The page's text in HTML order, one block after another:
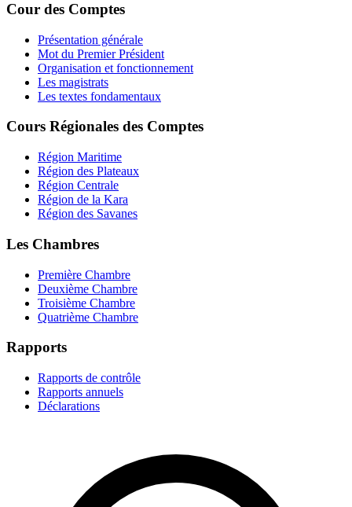
Cour des Comptes
Présentation générale
Mot du Premier Président
Organisation et fonctionnement
Les magistrats
Les textes fondamentaux
Cours Régionales des Comptes
Région Maritime
Région des Plateaux
Région Centrale
Région de la Kara
Région des Savanes
Les Chambres
Première Chambre
Deuxième Chambre
Troisième Chambre
Quatrième Chambre
Rapports
Rapports de contrôle
Rapports annuels
Déclarations